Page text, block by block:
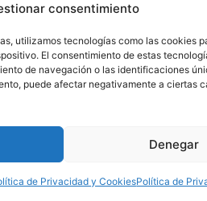
consentimiento
utilizamos tecnologías como las cookies
El consentimiento de estas
de navegación o las identificaciones
puede afectar negativamente a ciertas
Denegar
de Privacidad y CookiesPolítica de